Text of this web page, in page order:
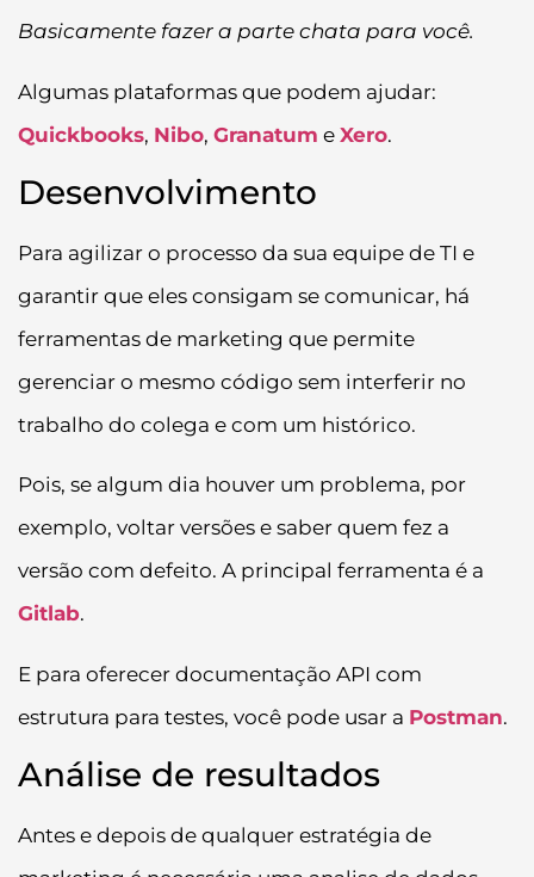
Basicamente fazer a parte chata para você.
Algumas plataformas que podem ajudar:
Quickbooks, Nibo, Granatum e Xero.
Desenvolvimento
Para agilizar o processo da sua equipe de TI e
garantir que eles consigam se comunicar, há
ferramentas de marketing que permite
gerenciar o mesmo código sem interferir no
trabalho do colega e com um histórico.
Pois, se algum dia houver um problema, por
exemplo, voltar versões e saber quem fez a
versão com defeito. A principal ferramenta é a
Gitlab.
E para oferecer documentação API com
estrutura para testes, você pode usar a Postman.
Análise de resultados
Antes e depois de qualquer estratégia de